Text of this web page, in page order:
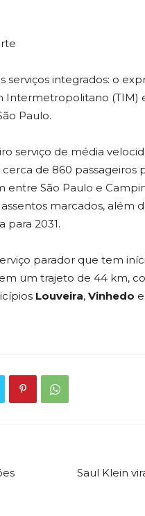
integrados: o
Intermetropolitano (TIM)
Paulo.
serviço de média
de 860
entre São Paulo e
marcados, além
para 2031.
parador que tem
um trajeto de 44 km,
Louveira, Vinhedo
Saul Klein